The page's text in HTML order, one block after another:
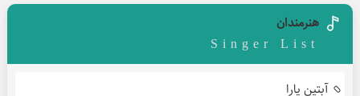
هنرمندان
Singer List
آبتین یارا